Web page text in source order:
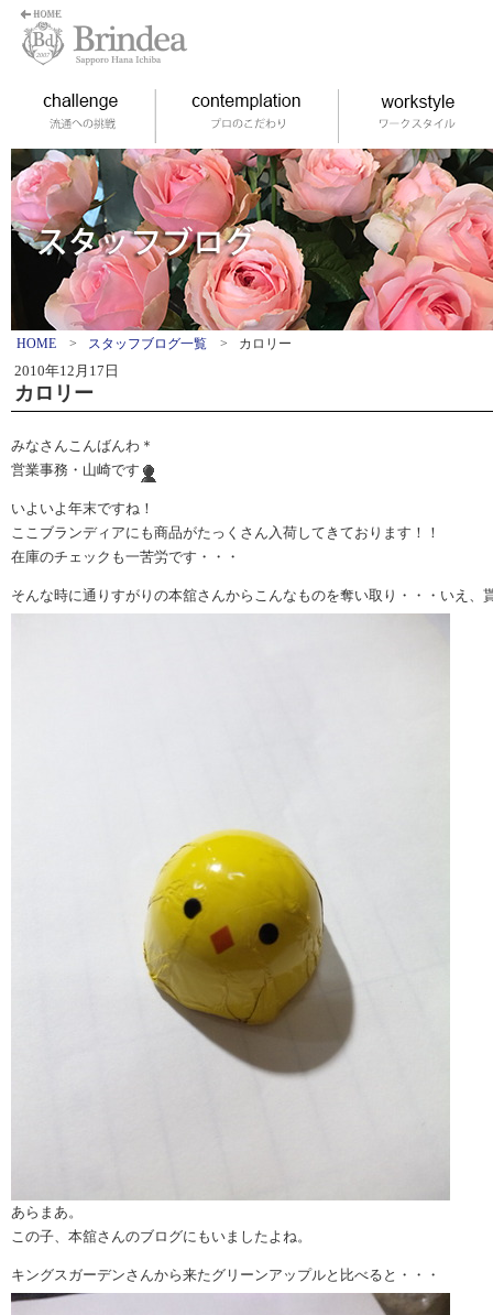
HOME > スタッフブログ一覧 > カロリー
2010年12月17日
カロリー
みなさんこんばんわ＊
営業事務・山崎です
いよいよ年末ですね！
ここブランディアにも商品がたっくさん入荷してきております！！
在庫のチェックも一苦労です・・・
そんな時に通りすがりの本舘さんからこんなものを奪い取り・・・いえ、
あらまあ。
この子、本舘さんのブログにもいましたよね。
キングスガーデンさんから来たグリーンアップルと比べると・・・